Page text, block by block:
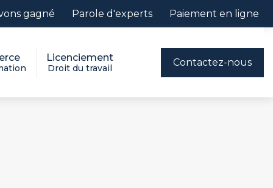
gagné Parole d'experts Paiement en ligne
Licenciement
Droit du travail
Contactez-nous